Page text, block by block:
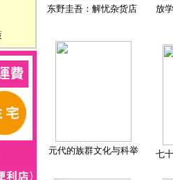
东野圭吾：解忧杂货店 放
元代的族群文化与科举 七